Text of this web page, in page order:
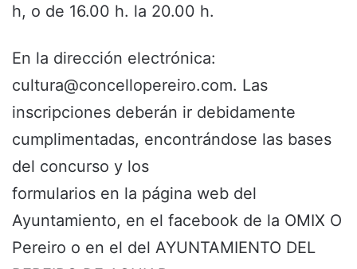
h, o de 16.00 h. la 20.00 h.
En la dirección electrónica:
cultura@concellopereiro.com. Las
inscripciones deberán ir debidamente
cumplimentadas, encontrándose las bases
del concurso y los
formularios en la página web del
Ayuntamiento, en el facebook de la OMIX O
Pereiro o en el del AYUNTAMIENTO DEL